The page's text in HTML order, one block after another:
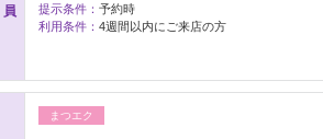
員
提示条件： 予約時
利用条件： 4週間以内にご来店の方
まつエク